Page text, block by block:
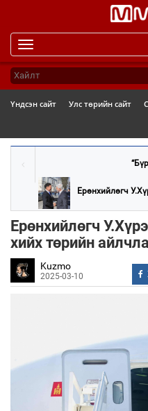
Үндсэн сайт Улс төрийн сайт
Ерөнхийлөгч
Ерөнхийлөгч
хийх төрийн
Kuzmo
2025-03-10